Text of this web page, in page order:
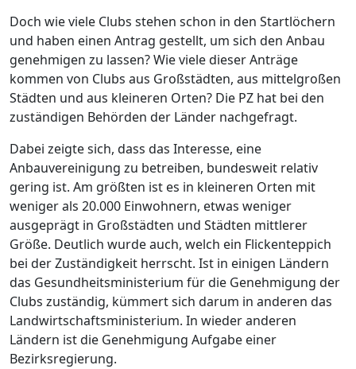
Doch wie viele Clubs stehen schon in den Startlöchern
und haben einen Antrag gestellt, um sich den Anbau
genehmigen zu lassen? Wie viele dieser Anträge
kommen von Clubs aus Großstädten, aus mittelgroßen
Städten und aus kleineren Orten? Die PZ hat bei den
zuständigen Behörden der Länder nachgefragt.
Dabei zeigte sich, dass das Interesse, eine
Anbauvereinigung zu betreiben, bundesweit relativ
gering ist. Am größten ist es in kleineren Orten mit
weniger als 20.000 Einwohnern, etwas weniger
ausgeprägt in Großstädten und Städten mittlerer
Größe. Deutlich wurde auch, welch ein Flickenteppich
bei der Zuständigkeit herrscht. Ist in einigen Ländern
das Gesundheitsministerium für die Genehmigung der
Clubs zuständig, kümmert sich darum in anderen das
Landwirtschaftsministerium. In wieder anderen
Ländern ist die Genehmigung Aufgabe einer
Bezirksregierung.